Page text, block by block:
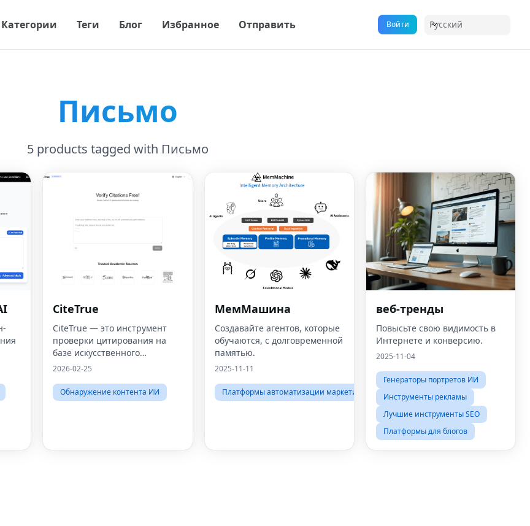
Категории Теги Блог Избранное Отправить Войти Русский
Письмо
5 products tagged with Письмо
CiteTrue
CiteTrue — это инструмент
проверки цитирования на
базе искусственного
интеллекта, который
студентам убедиться, что их
цитаты аутентичны и точны.
2026-02-25
Обнаружение контента ИИ
МемМашина
Создавайте агентов, которые
обучаются, с долговременной
памятью.
2025-11-11
Платформы автоматизации маркетинга
веб-тренды
Повысьте свою видимость в
Интернете и конверсию.
2025-11-04
Генераторы портретов ИИ
Инструменты рекламы
Лучшие инструменты SEO
Платформы для блогов